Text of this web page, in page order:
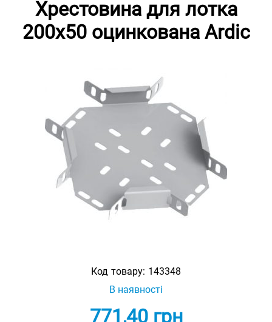
Хрестовина для лотка
200х50 оцинкована Ardic
Код товару: 143348
В наявності
771,40грн